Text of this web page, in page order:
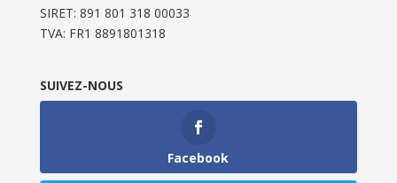
SIRET: 891 801 318 00033
TVA: FR1 8891801318
SUIVEZ-NOUS
Facebook